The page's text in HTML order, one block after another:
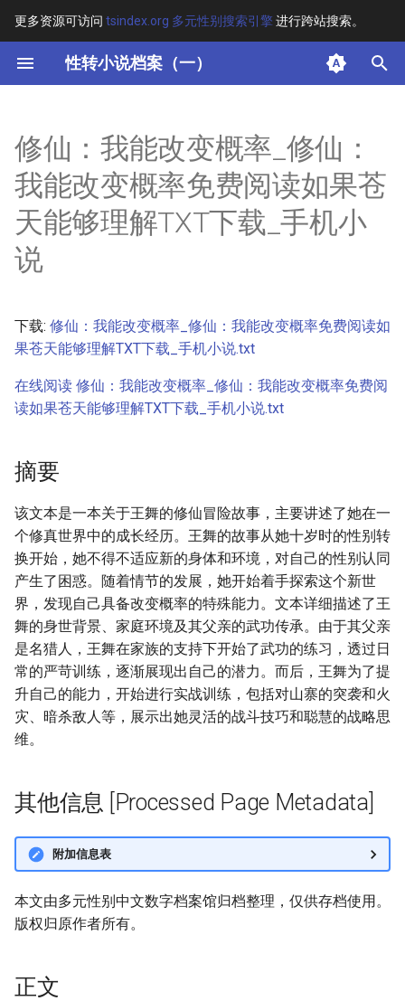
更多资源可访问 tsindex.org 多元性别搜索引擎进行跨站搜索。
性转小说档案（一）
键
开
始
搜
索
其他信息 [Processed Page
Metadata]
正文
修仙：我能改变概率_修仙：
我能改变概率免费阅读如果苍
天能够理解TXT下载_手机小
说
下载: 修仙：我能改变概率_修仙：我能改变概率免费阅读如
果苍天能够理解TXT下载_手机小说.txt
在线阅读 修仙：我能改变概率_修仙：我能改变概率免费阅
读如果苍天能够理解TXT下载_手机小说.txt
摘要
该文本是一本关于王舞的修仙冒险故事，主要讲述了她在一
个修真世界中的成长经历。王舞的故事从她十岁时的性别转
换开始，她不得不适应新的身体和环境，对自己的性别认同
产生了困惑。随着情节的发展，她开始着手探索这个新世
界，发现自己具备改变概率的特殊能力。文本详细描述了王
舞的身世背景、家庭环境及其父亲的武功传承。由于其父亲
是名猎人，王舞在家族的支持下开始了武功的练习，透过日
常的严苛训练，逐渐展现出自己的潜力。而后，王舞为了提
升自己的能力，开始进行实战训练，包括对山寨的突袭和火
灾、暗杀敌人等，展示出她灵活的战斗技巧和聪慧的战略思
维。
其他信息 [Processed Page Metadata]
附加信息表
本文由多元性别中文数字档案馆归档整理，仅供存档使用。
版权归原作者所有。
正文